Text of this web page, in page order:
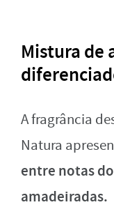
Mistura de
A fragrância
Natura
entre notas
amadeiradas.